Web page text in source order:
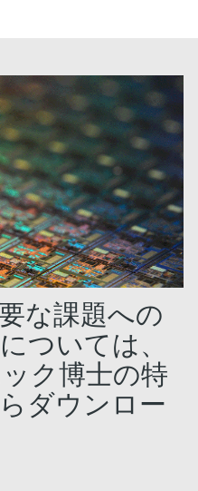
な課題への
ついては、
ク博士の特
ダウンロー